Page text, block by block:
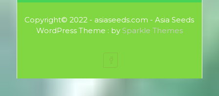
Copyright© 2022 - asiaseeds.com - Asia Seeds
WordPress Theme : by Sparkle Themes